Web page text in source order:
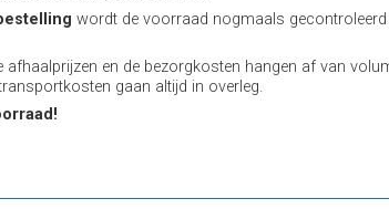
wordt de voorraad nogmaals
afhaalprijzen en de bezorgkosten hangen af van
gaan altijd in overleg.